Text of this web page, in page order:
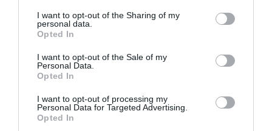
I want to opt-out of the Sharing of my
personal data.
Opted In
I want to opt-out of the Sale of my
Personal Data.
Opted In
I want to opt-out of processing my
Personal Data for Targeted Advertising.
Opted In
exactitud absoluta per garantir la resistència tèrmica i
la durabilitat que caracteritzen la marca.